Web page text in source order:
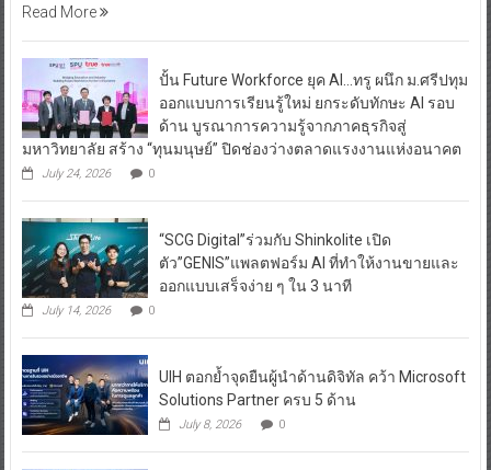
Read More
ปั้น Future Workforce ยุค AI…ทรู ผนึก ม.ศรีปทุม
ออกแบบการเรียนรู้ใหม่ ยกระดับทักษะ AI รอบ
ด้าน บูรณาการความรู้จากภาคธุรกิจสู่
มหาวิทยาลัย สร้าง “ทุนมนุษย์” ปิดช่องว่างตลาดแรงงานแห่งอนาคต
July 24, 2026 0
“SCG Digital”ร่วมกับ Shinkolite เปิด
ตัว”GENIS”แพลตฟอร์ม AI ที่ทำให้งานขายและ
ออกแบบเสร็จง่าย ๆ ใน 3 นาที
July 14, 2026 0
UIH ตอกย้ำจุดยืนผู้นำด้านดิจิทัล คว้า Microsoft
Solutions Partner ครบ 5 ด้าน
July 8, 2026 0